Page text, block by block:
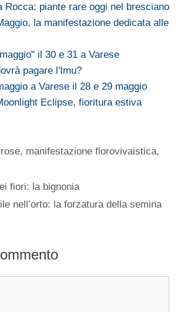
Rocca: piante rare oggi nel bresciano
la manifestazione dedicata alle
il 30 e 31 a Varese
pagare l'Imu?
a Varese il 28 e 29 maggio
Eclipse, fioritura estiva
, manifestazione florovivaistica,
fiori: la bignonia
nell’orto: la forzatura della semina